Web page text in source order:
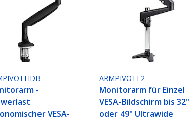
-
VESA-
ARMPIVOTE2
Monitorarm für Einzel
VESA-Bildschirm bis 32"
oder 49" Ultrawide